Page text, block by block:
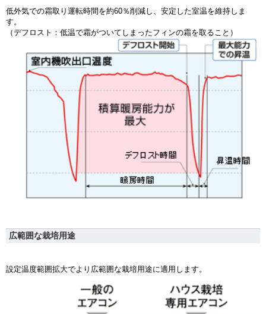
低外気での霜取り運転時間を約60％削減し、安定した室温を維持しま
す。
（デフロスト：低温で霜がついてしまったフィンの霜を取ること）
広範囲な栽培用途
設定温度範囲拡大でより広範囲な栽培用途に適用します。